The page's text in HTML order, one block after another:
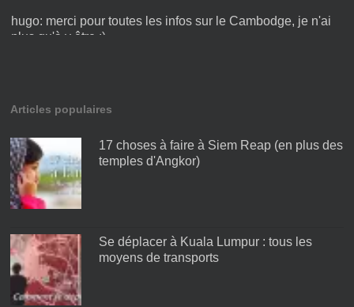
hugo:
merci pour toutes les infos sur le Cambodge, je n'ai
plus qu'à y être :) ...
Articles populaires
17 choses à faire à Siem Reap (en plus des
temples d'Angkor)
Se déplacer à Kuala Lumpur : tous les
moyens de transports